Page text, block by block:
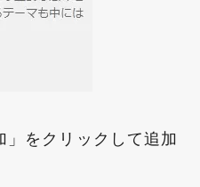
」をクリックして追加